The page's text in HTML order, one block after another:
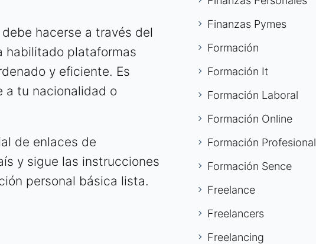
hacerse a través del
habilitado plataformas
y eficiente. Es
a tu nacionalidad o
de enlaces de
y sigue las instrucciones
personal básica lista.
Finanzas Pymes
Formación
Formación It
Formación Laboral
Formación Online
Formación Profesional
Formación Sence
Freelance
Freelancers
Freelancing